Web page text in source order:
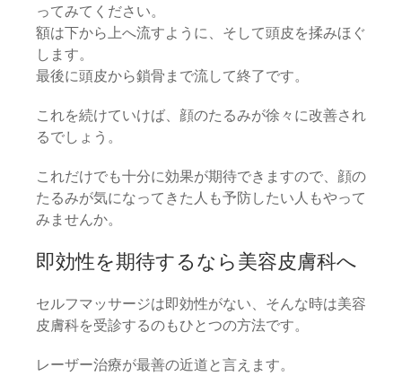
ってみてください。
額は下から上へ流すように、そして頭皮を揉みほぐ
します。
最後に頭皮から鎖骨まで流して終了です。
これを続けていけば、顔のたるみが徐々に改善され
るでしょう。
これだけでも十分に効果が期待できますので、顔の
たるみが気になってきた人も予防したい人もやって
みませんか。
即効性を期待するなら美容皮膚科へ
セルフマッサージは即効性がない、そんな時は美容
皮膚科を受診するのもひとつの方法です。
レーザー治療が最善の近道と言えます。